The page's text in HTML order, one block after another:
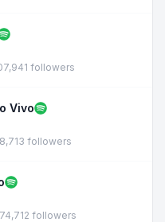
followers
Vivo
followers
followers